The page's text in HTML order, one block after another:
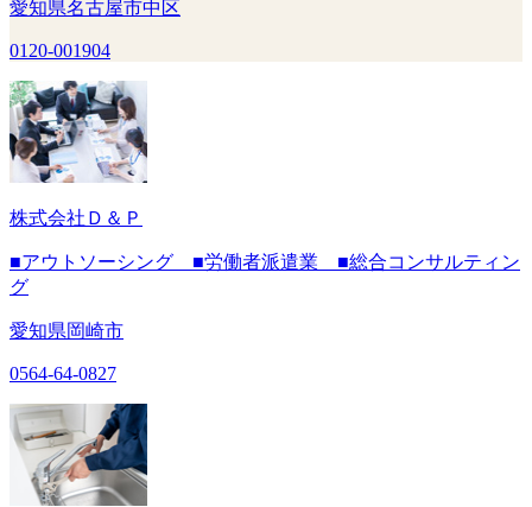
愛知県名古屋市中区
0120-001904
株式会社Ｄ＆Ｐ
■アウトソーシング ■労働者派遣業 ■総合コンサルティン
グ
愛知県岡崎市
0564-64-0827